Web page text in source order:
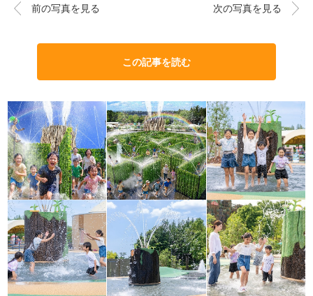
前の写真を見る 次の写真を見る
この記事を読む